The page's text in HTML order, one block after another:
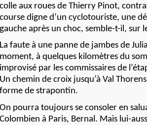
colle aux roues de Thierry Pinot,
course digne d’un cyclotouriste, une
gauche après un choc, semble-t-il, sur
La faute à une panne de jambes de
moment, à quelques kilomètres du
improvisé par les commissaires de
Un chemin de croix jusqu’à Val
forme de strapontin.
On pourra toujours se consoler en
Colombien à Paris, Bernal. Mais lui-